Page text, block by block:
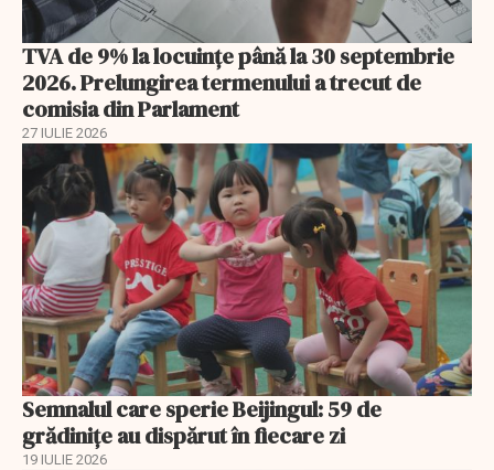
TVA de 9% la locuințe până la 30 septembrie
2026. Prelungirea termenului a trecut de
comisia din Parlament
27 IULIE 2026
Semnalul care sperie Beijingul: 59 de
grădinițe au dispărut în fiecare zi
19 IULIE 2026